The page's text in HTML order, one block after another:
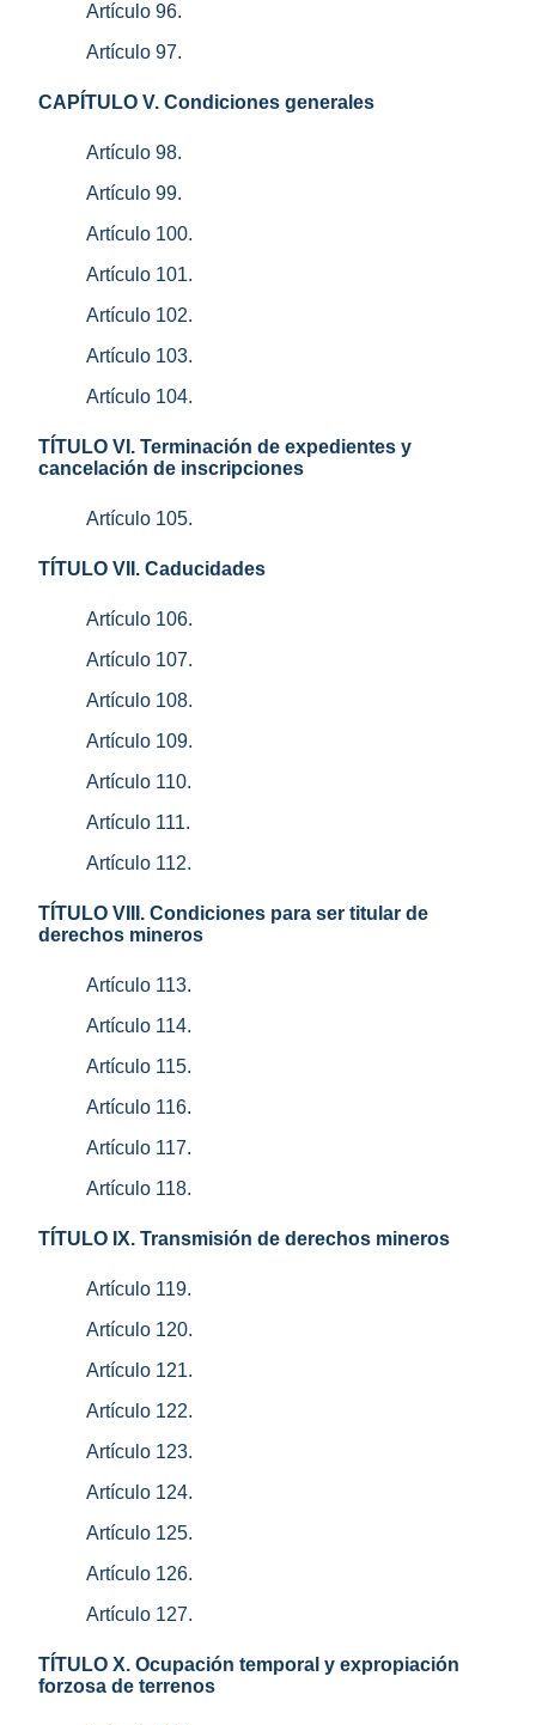
Artículo 96.
Artículo 97.
CAPÍTULO V. Condiciones generales
Artículo 98.
Artículo 99.
Artículo 100.
Artículo 101.
Artículo 102.
Artículo 103.
Artículo 104.
TÍTULO VI. Terminación de expedientes y
cancelación de inscripciones
Artículo 105.
TÍTULO VII. Caducidades
Artículo 106.
Artículo 107.
Artículo 108.
Artículo 109.
Artículo 110.
Artículo 111.
Artículo 112.
TÍTULO VIII. Condiciones para ser titular de
derechos mineros
Artículo 113.
Artículo 114.
Artículo 115.
Artículo 116.
Artículo 117.
Artículo 118.
TÍTULO IX. Transmisión de derechos mineros
Artículo 119.
Artículo 120.
Artículo 121.
Artículo 122.
Artículo 123.
Artículo 124.
Artículo 125.
Artículo 126.
Artículo 127.
TÍTULO X. Ocupación temporal y expropiación
forzosa de terrenos